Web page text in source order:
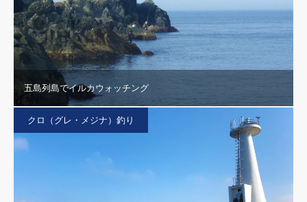
五島列島でイルカウォッチング
クロ（グレ・メジナ）釣り